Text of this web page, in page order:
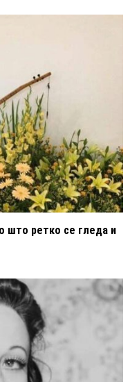
што ретко се гледа и